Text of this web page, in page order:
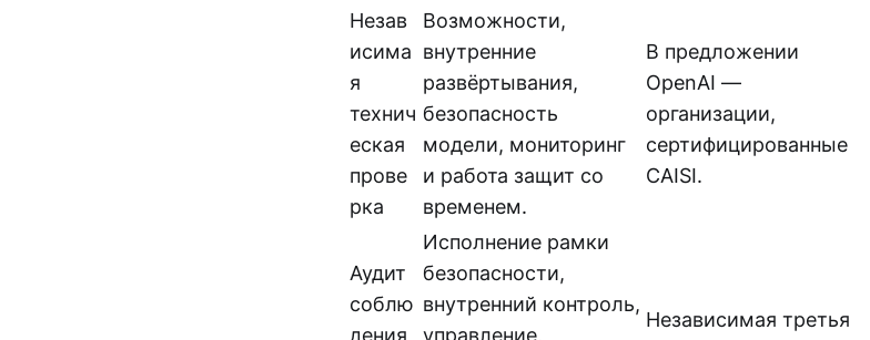
Незав
исима
я
технич
еская
прове
рка
Возможности,
внутренние
развёртывания,
безопасность
модели, мониторинг
и работа защит со
временем.
В предложении
OpenAI —
организации,
сертифицированные
CAISI.
Аудит
соблю
Исполнение рамки
безопасности,
внутренний контроль,
Независимая третья